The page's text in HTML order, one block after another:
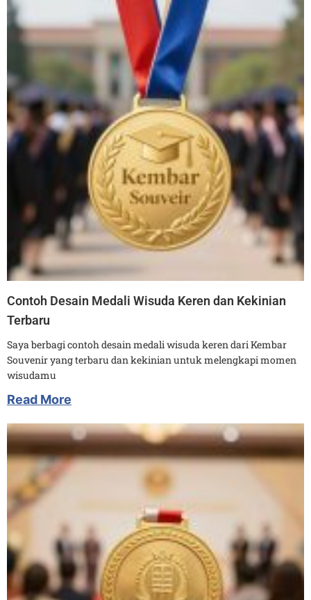
Contoh Desain Medali Wisuda Keren dan Kekinian
Terbaru
Saya berbagi contoh desain medali wisuda keren dari Kembar
Souvenir yang terbaru dan kekinian untuk melengkapi momen
wisudamu
Read More